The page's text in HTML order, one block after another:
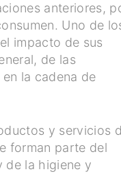
anteriores,
Uno de
impacto de sus
de las
la cadena de
y servicios
forman parte del
de la higiene y